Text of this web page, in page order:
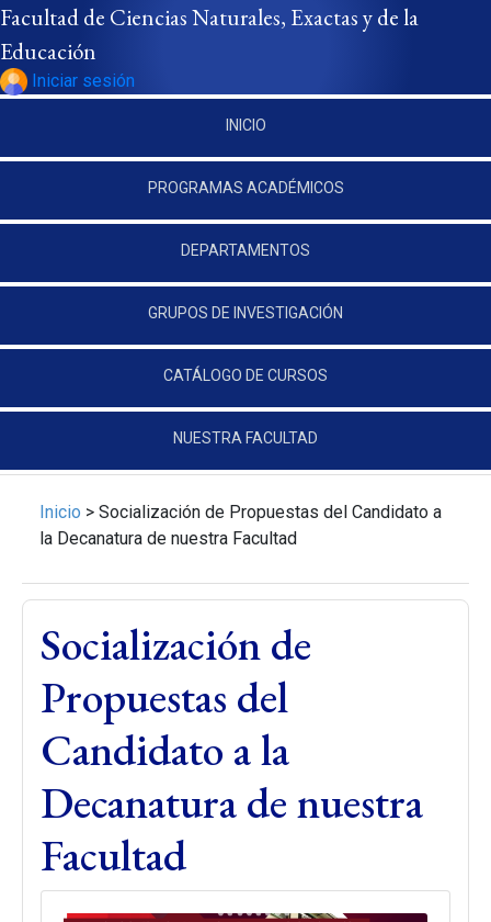
Pasar al contenido principal
Facultad de Ciencias Naturales, Exactas y de la
Educación
Iniciar sesión
INICIO
PROGRAMAS ACADÉMICOS
DEPARTAMENTOS
GRUPOS DE INVESTIGACIÓN
CATÁLOGO DE CURSOS
NUESTRA FACULTAD
Inicio > Socialización de Propuestas del Candidato a
la Decanatura de nuestra Facultad
Socialización de
Propuestas del
Candidato a la
Decanatura de nuestra
Facultad